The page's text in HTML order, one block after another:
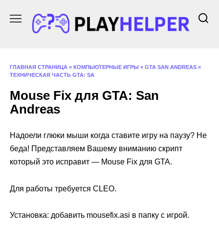
содержанию
ГЛАВНАЯ СТРАНИЦА » КОМПЬЮТЕРНЫЕ ИГРЫ » GTA SAN ANDREAS »
ТЕХНИЧЕСКАЯ ЧАСТЬ GTA: SA
Mouse Fix для GTA: San
Andreas
Надоели глюки мыши когда ставите игру на паузу? Не
беда! Представляем Вашему вниманию скрипт
который это исправит — Mouse Fix для GTA.
Для работы требуется CLEO.
Установка: добавить mousefix.asi в папку с игрой.